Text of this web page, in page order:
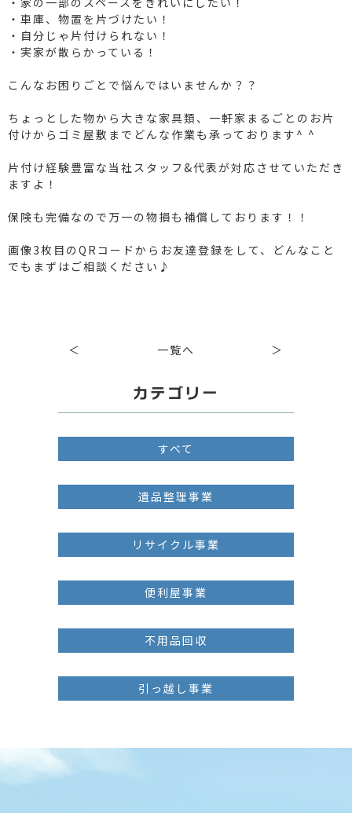
・車庫、物置を片づけたい！
・自分じゃ片付けられない！
・実家が散らかっている！
こんなお困りごとで悩んではいませんか？？
ちょっとした物から大きな家具類、一軒家まるごとのお片
付けからゴミ屋敷までどんな作業も承っております^ ^
片付け経験豊富な当社スタッフ&代表が対応させていただき
ますよ！
保険も完備なので万一の物損も補償しております！！
画像3枚目のQRコードからお友達登録をして、どんなこと
でもまずはご相談ください♪
＜ 一覧へ ＞
カテゴリー
すべて
遺品整理事業
リサイクル事業
便利屋事業
不用品回収
引っ越し事業